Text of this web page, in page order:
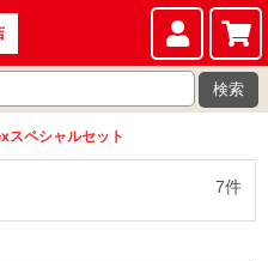
検索
スペシャルセット
7件